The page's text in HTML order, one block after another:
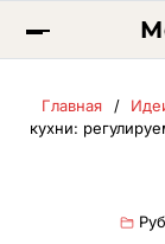
Главная
кухни: